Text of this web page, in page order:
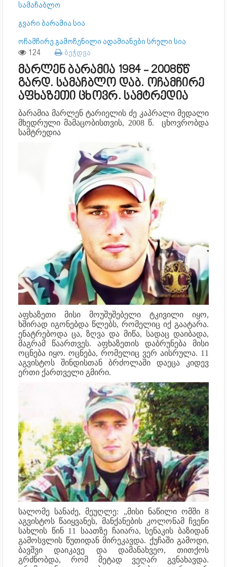
სამაჩაბლო
გვარი ბარამია სია
ოჩამჩირე გამოჩენილი ადამიანები სრული სია
124 ბეჭდვა
მარლენ ბარამია 1984 - 2008წწ
გარდ. სამაჩბლო დაბ. ოჩამჩირე
აფხაზეთი ცხოვრ. სამტრედია
ბარამია მარლენ ტარიელის ძე კაპრალი მედალი
მხედრული მამაცობისთვის, 2008 წ. ცხოვრობდა
სამტრედია
აფხაზეთი მისი მოუშუშებელი ტკივილი იყო,
ხშირად იგონებდა წლებს, რომელიც იქ გაატარა.
ენატრებოდა ცა, ზღვა და მიწა, სადაც დაიბადა,
მაგრამ წაართვეს. აფხაზეთის დაბრუნება მისი
ოცნება იყო. ოცნება, რომელიც ვერ აისრულა. 11
აგვისტოს შინდისთან ბრძოლაში დაეცა კიდევ
ერთი ქართველი გმირი.
სალომე სანაძე, მეუღლე: „მისი ნაწილი ომში 8
აგვისტოს წაიყვანეს, მანქანების კოლონამ ჩვენი
სახლის წინ 11 საათზე ჩაიარა, სენაკის ბაზიდან
გამოსვლის წუთიდან მირეკავდა. ქუჩაში გამოდი,
ბავშვი დაიკავე და დამანახვეო, თითქოს
გრძნობდა, რომ მეტად ვეღარ გვნახავდა.